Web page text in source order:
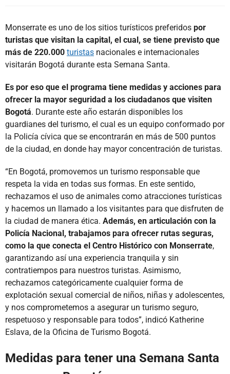
Monserrate es uno de los sitios turísticos preferidos por
turistas que visitan la capital, el cual, se tiene previsto que
más de 220.000 turistas nacionales e internacionales
visitarán Bogotá durante esta Semana Santa.
Es por eso que el programa tiene medidas y acciones para
ofrecer la mayor seguridad a los ciudadanos que visiten
Bogotá. Durante este año estarán disponibles los
guardianes del turismo, el cual es un equipo conformado por
la Policía cívica que se encontrarán en más de 500 puntos
de la ciudad, en donde hay mayor concentración de turistas.
“En Bogotá, promovemos un turismo responsable que
respeta la vida en todas sus formas. En este sentido,
rechazamos el uso de animales como atracciones turísticas
y hacemos un llamado a los visitantes para que disfruten de
la ciudad de manera ética. Además, en articulación con la
Policía Nacional, trabajamos para ofrecer rutas seguras,
como la que conecta el Centro Histórico con Monserrate,
garantizando así una experiencia tranquila y sin
contratiempos para nuestros turistas. Asimismo,
rechazamos categóricamente cualquier forma de
explotación sexual comercial de niños, niñas y adolescentes,
y nos comprometemos a asegurar un turismo seguro,
respetuoso y responsable para todos”, indicó Katherine
Eslava, de la Oficina de Turismo Bogotá.
Medidas para tener una Semana Santa